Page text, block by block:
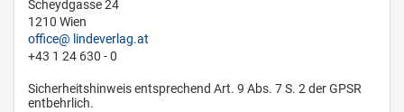
Scheydgasse 24
1210 Wien
office
lindeverlag.at
+43 1 24 630 - 0
Sicherheitshinweis entsprechend Art. 9 Abs. 7 S. 2 der GPSR
entbehrlich.